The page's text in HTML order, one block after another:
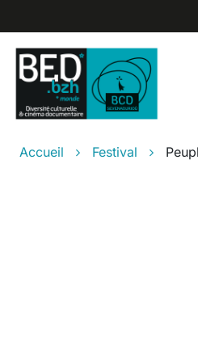
Fil d'Ariane
Accueil Festival